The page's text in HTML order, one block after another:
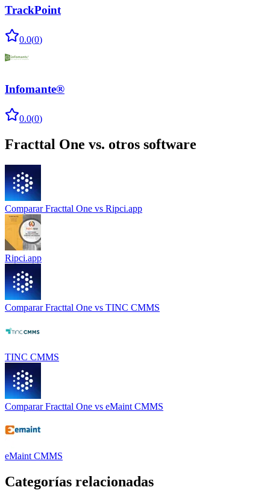
TrackPoint
0.0(0)
Infomante®
0.0(0)
Fracttal One vs. otros software
Comparar Fracttal One vs Ripci.app
Ripci.app
Comparar Fracttal One vs TINC CMMS
TINC CMMS
Comparar Fracttal One vs eMaint CMMS
eMaint CMMS
Categorías relacionadas